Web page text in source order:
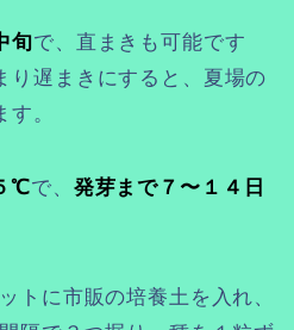
旬で、直まきも可能です
り遅まきにすると、夏場の
。
℃で、 発芽まで７〜１４日
トに市販の培養土を入れ、